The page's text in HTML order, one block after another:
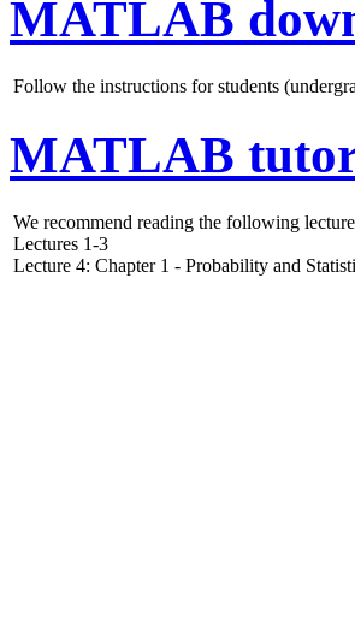
MATLAB
Follow the instructions for students
MATLAB
We recommend reading the following
Lectures 1-3
Lecture 4: Chapter 1 - Probability and